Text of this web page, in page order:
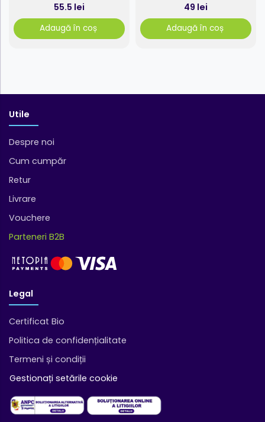
55.5 lei
Adaugă în coș
49 lei
Adaugă în coș
Utile
Despre noi
Cum cumpăr
Retur
Livrare
Vouchere
Parteneri B2B
Legal
Certificat Bio
Politica de confidențialitate
Termeni și condiții
Gestionați setările cookie